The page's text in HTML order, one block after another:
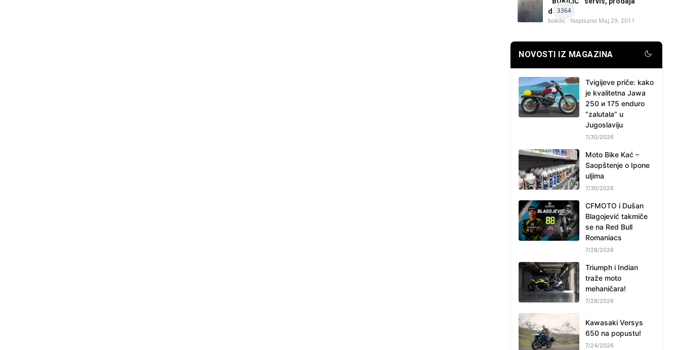
3364
delova
bokilic · Napisano Maj 29, 2011
NOVOSTI IZ MAGAZINA
Tvigijeve priče: kako
je kvalitetna Jawa
250 и 175 enduro
“zalutala” u
Jugoslaviju
7/30/2026
Moto Bike Kać –
Saopštenje o Ipone
uljima
7/30/2026
CFMOTO i Dušan
Blagojević takmiče
se na Red Bull
Romaniacs
7/28/2026
Triumph i Indian
traže moto
mehaničara!
7/28/2026
Kawasaki Versys
650 na popustu!
7/24/2026